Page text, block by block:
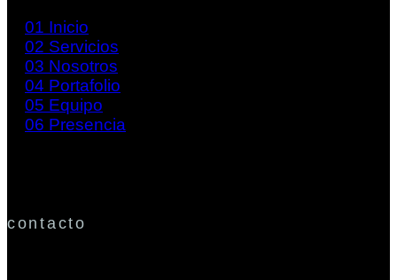
01 Inicio
02 Servicios
03 Nosotros
04 Portafolio
05 Equipo
06 Presencia
contacto